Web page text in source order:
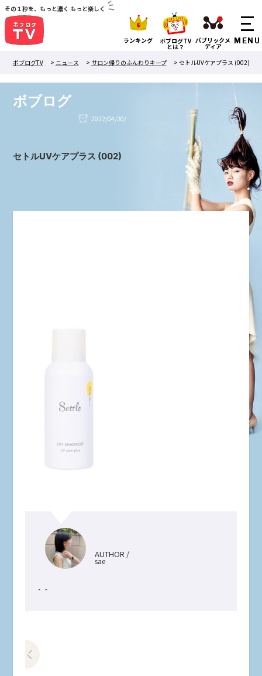
その１秒を、もっと濃く もっと楽しく
ランキング ボブログTV
とは？
パブリックメ
ディア
ボブログTV
> ニュース > サロン帰りのふんわりキープ > セトルUVケアプラス (002)
ボブログ
2022/04/20/
セトルUVケアプラス (002)
AUTHOR /
sae
＾＾